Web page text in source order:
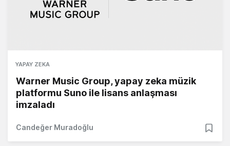
YAPAY ZEKA
Warner Music Group, yapay zeka müzik
platformu Suno ile lisans anlaşması
imzaladı
Candeğer Muradoğlu